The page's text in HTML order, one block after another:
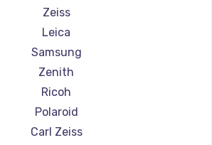
Zeiss
Leica
Samsung
Zenith
Ricoh
Polaroid
Carl Zeiss